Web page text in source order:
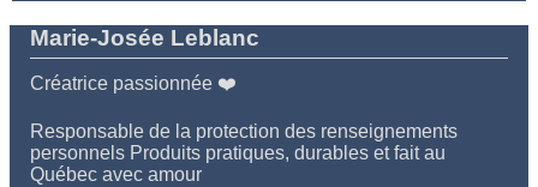
Marie-Josée Leblanc
Créatrice passionnée ❤️
Responsable de la protection des renseignements
personnels Produits pratiques, durables et fait au
Québec avec amour